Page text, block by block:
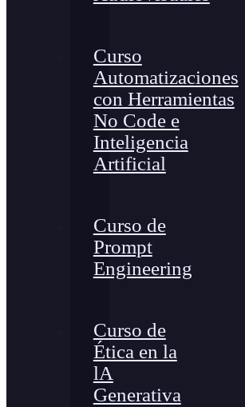
Curso
Automatizaciones
con Herramientas
No Code e
Inteligencia
Artificial
Curso de
Prompt
Engineering
Curso de
Ética en la
lA
Generativa